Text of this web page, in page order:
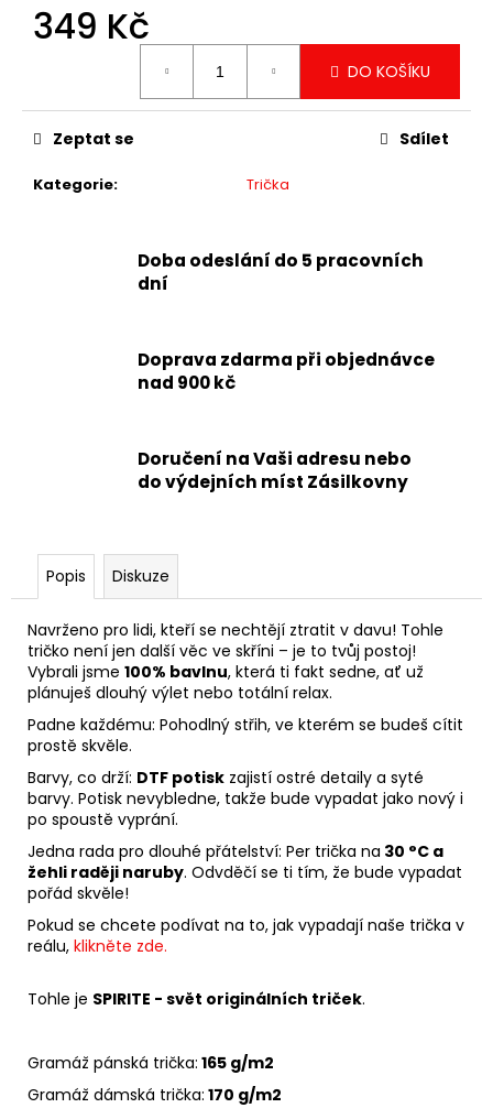
349 Kč
DO KOŠÍKU
Kategorie: Trička
Zeptat se Sdílet
Doba odeslání do 5 pracovních
dní
Doprava zdarma při objednávce
nad 900 kč
Doručení na Vaši adresu nebo
do výdejních míst Zásilkovny
Popis Diskuze
Navrženo pro lidi, kteří se nechtějí ztratit v davu! Tohle
tričko není jen další věc ve skříni – je to tvůj postoj!
Vybrali jsme 100% bavlnu, která ti fakt sedne, ať už
plánuješ dlouhý výlet nebo totální relax.
Padne každému: Pohodlný střih, ve kterém se budeš cítit
prostě skvěle.
Barvy, co drží: DTF potisk zajistí ostré detaily a syté
barvy. Potisk nevybledne, takže bude vypadat jako nový i
po spoustě vyprání.
Jedna rada pro dlouhé přátelství: Per trička na 30 °C a
žehli raději naruby. Odvděčí se ti tím, že bude vypadat
pořád skvěle!
Pokud se chcete podívat na to, jak vypadají naše trička v
reálu, klikněte zde.
Tohle je SPIRITE - svět originálních triček.
Gramáž pánská trička: 165 g/m2
Gramáž dámská trička: 170 g/m2